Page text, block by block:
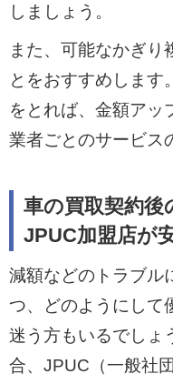
しましょう。
また、可能なかぎり
とをおすすめします
をとれば、金額アッ
業者ごとのサービス
車の買取契約後
JPUC加盟店が
減額などのトラブル
つ、どのようにして
迷う方もいるでしょ
合、JPUC（一般社